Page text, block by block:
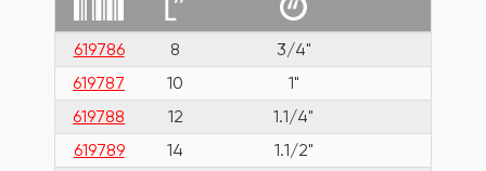
619786 8
3/4"
619787
10
1"
619788
12
1.1/4"
619789
14
1.1/2"